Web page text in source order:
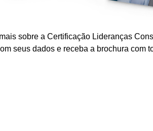
sobre a Certificação Lideranças
seus dados e receba a brochura com